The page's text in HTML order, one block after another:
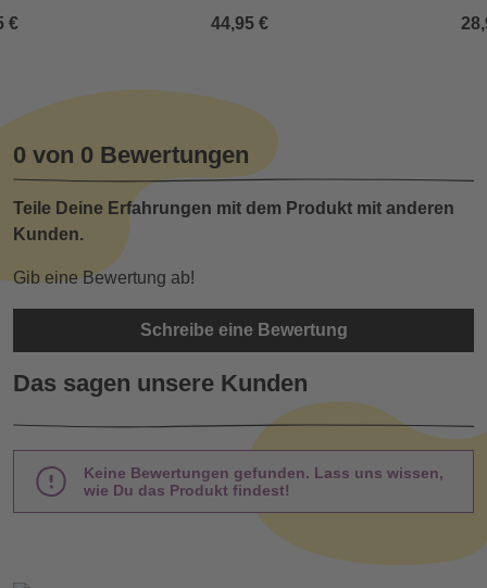
€
44,95 €
0 von 0 Bewertungen
Teile Deine Erfahrungen mit dem Produkt mit anderen
Kunden.
Gib eine Bewertung ab!
Schreibe eine Bewertung
Das sagen unsere Kunden
Keine Bewertungen gefunden. Lass uns wissen,
wie Du das Produkt findest!